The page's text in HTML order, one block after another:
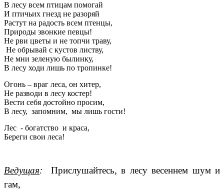
В лесу всем птицам помогай
И птичьих гнезд не разоряй
Растут на радость всем птенцы,
Природы звонкие певцы!
Не рви цветы и не топчи траву,
Не обрывай с кустов листву,
Не мни зеленую былинку,
В лесу ходи лишь по тропинке!
Огонь – враг леса, он хитер,
Не разводи в лесу костер!
Вести себя достойно просим,
В лесу, запомним, мы лишь гости!
Лес - богатство и краса,
Береги свои леса!
Ведущая: Прислушайтесь, в лесу весеннем шум и
гам,